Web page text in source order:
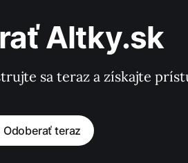
Altky.sk
sa teraz a získajte
Odoberať teraz